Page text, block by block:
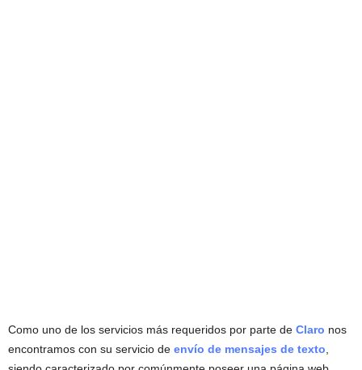
Como uno de los servicios más requeridos por parte de Claro nos
encontramos con su servicio de envío de mensajes de texto